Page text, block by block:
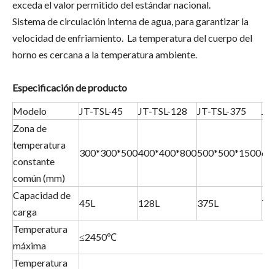
exceda el valor permitido del estándar nacional.
Sistema de circulación interna de agua, para garantizar la
velocidad de enfriamiento. La temperatura del cuerpo del
horno es cercana a la temperatura ambiente.
Especificación de producto
Modelo
JT-TSL-45 JT-TSL-128 JT-TSL-375
Zona de
temperatura
constante
común (mm)
300*300*500400*400*800500*500*1500
Capacidad de
carga
45L 128L 375L
Temperatura
máxima
≤2450℃
Temperatura